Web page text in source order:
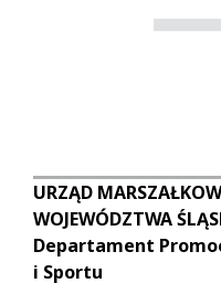
URZĄD
WOJEWÓDZTWA
Departament
i Sportu